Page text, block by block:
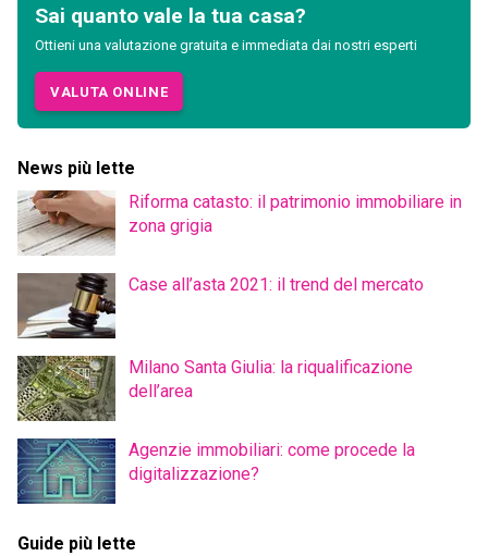
Sai quanto vale la tua casa?
Ottieni una valutazione gratuita e immediata dai nostri esperti
VALUTA ONLINE
News più lette
Riforma catasto: il patrimonio immobiliare in
zona grigia
Case all’asta 2021: il trend del mercato
Milano Santa Giulia: la riqualificazione
dell’area
Agenzie immobiliari: come procede la
digitalizzazione?
Guide più lette